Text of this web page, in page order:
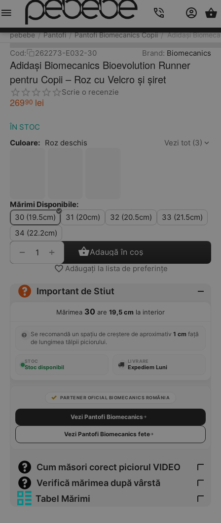
pebebe / Pantofi / Pantofi Biomecanics Copii / Adidași
Cod: 262273-E032-30 Brand: Biomecanics
Adidași Biomecanics Bioevolution Runner
pentru Copii – Roz cu Velcro și șiret
Scrie o recenzie
26990 lei
ÎN STOC
Culoare: Roz deschis Vezi tot (3)
Mărimi Disponibile:
30 (19.5cm)
31 (20cm) 32 (20.5cm)
33 (21.5cm)
34 (22.2cm)
+
− Adaugă în coș
Adăugați la lista de preferințe
Important de Stiut
Mărimea 30 are 19,5 cm la interior
Se recomandă un spațiu de creștere de aproximativ 1 cm față
de lungimea tălpii piciorului.
STOC
Stoc disponibil
LIVRARE
Expediem Luni
PARTENER OFICIAL BIOMECANICS ROMÂNIA
Vezi Pantofi Biomecanics
Vezi Pantofi Biomecanics fete
Cum măsori corect piciorul VIDEO
Verifică mărimea după vârstă
Tabel Mărimi
Meniu Caută Cos